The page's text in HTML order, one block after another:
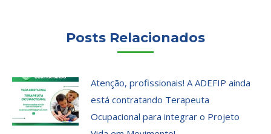
Posts Relacionados
Atenção, profissionais! A ADEFIP ainda
está contratando Terapeuta
Ocupacional para integrar o Projeto